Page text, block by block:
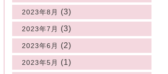
2023年8月 (3)
2023年7月 (3)
2023年6月 (2)
2023年5月 (1)